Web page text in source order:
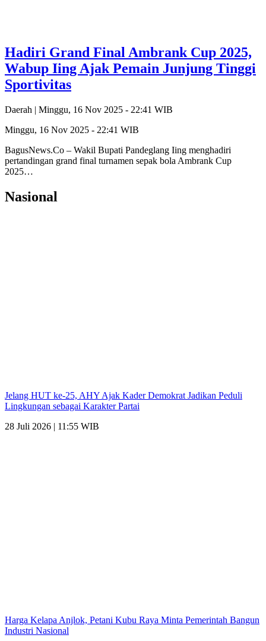
Hadiri Grand Final Ambrank Cup 2025,
Wabup Iing Ajak Pemain Junjung Tinggi
Sportivitas
Daerah | Minggu, 16 Nov 2025 - 22:41 WIB
Minggu, 16 Nov 2025 - 22:41 WIB
BagusNews.Co – Wakil Bupati Pandeglang Iing menghadiri
pertandingan grand final turnamen sepak bola Ambrank Cup
2025…
Nasional
Jelang HUT ke-25, AHY Ajak Kader Demokrat Jadikan Peduli
Lingkungan sebagai Karakter Partai
28 Juli 2026 | 11:55 WIB
Harga Kelapa Anjlok, Petani Kubu Raya Minta Pemerintah Bangun
Industri Nasional